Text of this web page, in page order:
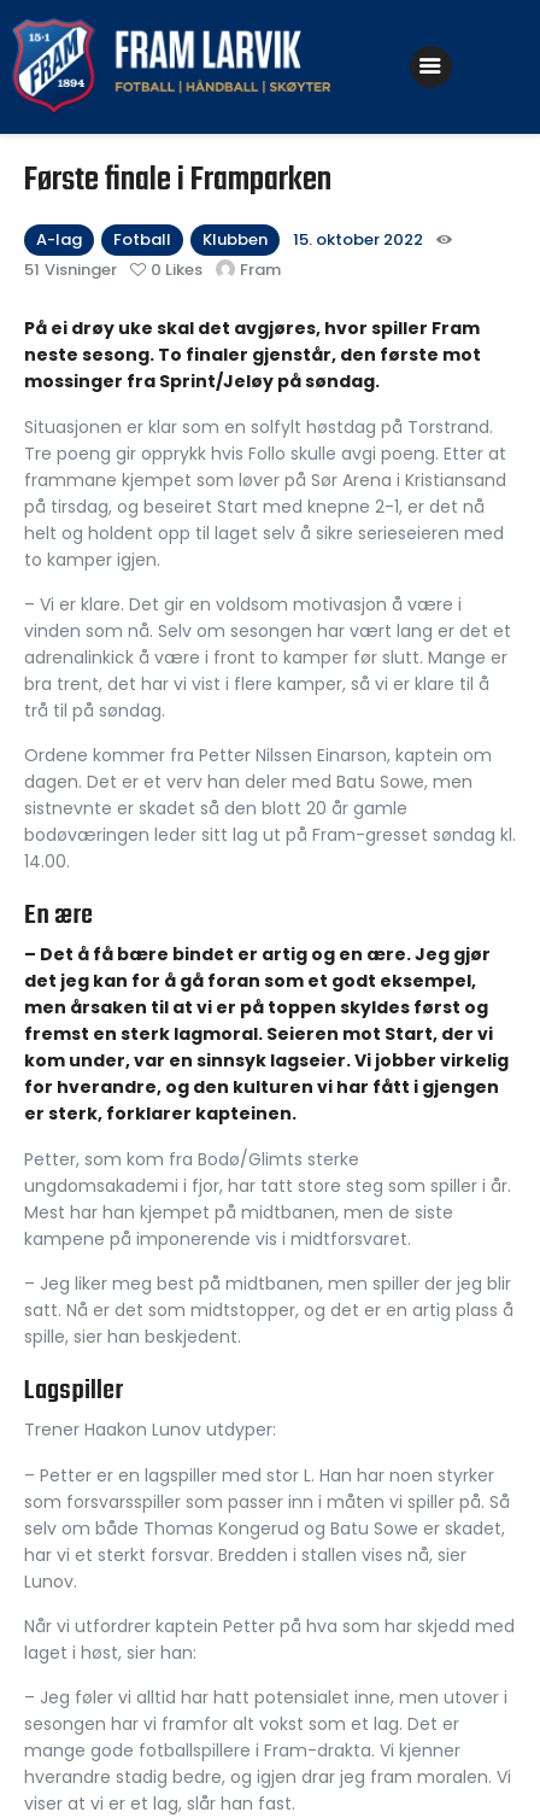
Fotball
Håndball
Skøyter
Første finale i Framparken
A-lag Fotball Klubben
15. oktober 2022
51 Visninger 0 Likes Fram
På ei drøy uke skal det avgjøres, hvor spiller Fram
neste sesong. To finaler gjenstår, den første mot
mossinger fra Sprint/Jeløy på søndag.
Situasjonen er klar som en solfylt høstdag på Torstrand.
Tre poeng gir opprykk hvis Follo skulle avgi poeng. Etter at
frammane kjempet som løver på Sør Arena i Kristiansand
på tirsdag, og beseiret Start med knepne 2-1, er det nå
helt og holdent opp til laget selv å sikre serieseieren med
to kamper igjen.
– Vi er klare. Det gir en voldsom motivasjon å være i
vinden som nå. Selv om sesongen har vært lang er det et
adrenalinkick å være i front to kamper før slutt. Mange er
bra trent, det har vi vist i flere kamper, så vi er klare til å
trå til på søndag.
Ordene kommer fra Petter Nilssen Einarson, kaptein om
dagen. Det er et verv han deler med Batu Sowe, men
sistnevnte er skadet så den blott 20 år gamle
bodøværingen leder sitt lag ut på Fram-gresset søndag kl.
14.00.
En ære
– Det å få bære bindet er artig og en ære. Jeg gjør
det jeg kan for å gå foran som et godt eksempel,
men årsaken til at vi er på toppen skyldes først og
fremst en sterk lagmoral. Seieren mot Start, der vi
kom under, var en sinnsyk lagseier. Vi jobber virkelig
for hverandre, og den kulturen vi har fått i gjengen
er sterk, forklarer kapteinen.
Petter, som kom fra Bodø/Glimts sterke
ungdomsakademi i fjor, har tatt store steg som spiller i år.
Mest har han kjempet på midtbanen, men de siste
kampene på imponerende vis i midtforsvaret.
– Jeg liker meg best på midtbanen, men spiller der jeg blir
satt. Nå er det som midtstopper, og det er en artig plass å
spille, sier han beskjedent.
Lagspiller
Trener Haakon Lunov utdyper:
– Petter er en lagspiller med stor L. Han har noen styrker
som forsvarsspiller som passer inn i måten vi spiller på. Så
selv om både Thomas Kongerud og Batu Sowe er skadet,
har vi et sterkt forsvar. Bredden i stallen vises nå, sier
Lunov.
Når vi utfordrer kaptein Petter på hva som har skjedd med
laget i høst, sier han:
– Jeg føler vi alltid har hatt potensialet inne, men utover i
sesongen har vi framfor alt vokst som et lag. Det er
mange gode fotballspillere i Fram-drakta. Vi kjenner
hverandre stadig bedre, og igjen drar jeg fram moralen. Vi
viser at vi er et lag, slår han fast.